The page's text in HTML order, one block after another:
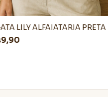
LILY ALFAIATARIA PRETA